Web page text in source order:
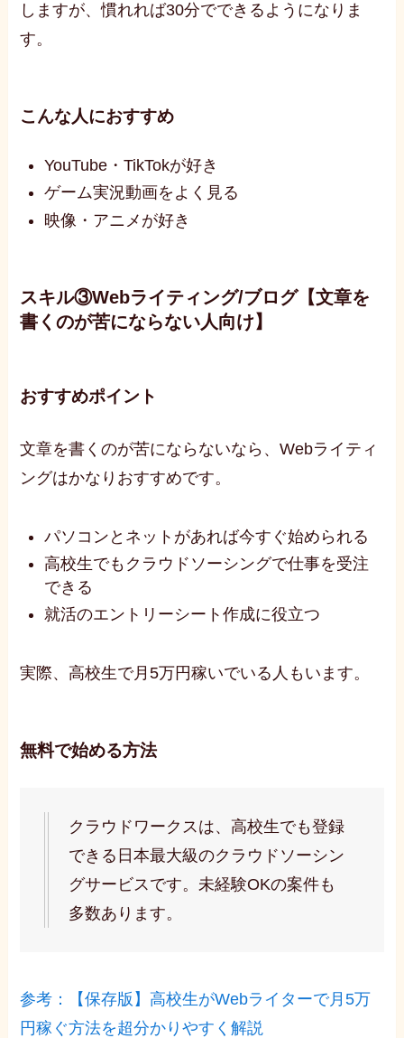
しますが、慣れれば30分でできるようになりま
す。
こんな人におすすめ
YouTube・TikTokが好き
ゲーム実況動画をよく見る
映像・アニメが好き
スキル③Webライティング/ブログ【文章を
書くのが苦にならない人向け】
おすすめポイント
文章を書くのが苦にならないなら、Webライティ
ングはかなりおすすめです。
パソコンとネットがあれば今すぐ始められる
高校生でもクラウドソーシングで仕事を受注
できる
就活のエントリーシート作成に役立つ
実際、高校生で月5万円稼いでいる人もいます。
無料で始める方法
クラウドワークスは、高校生でも登録
できる日本最大級のクラウドソーシン
グサービスです。未経験OKの案件も
多数あります。
参考：【保存版】高校生がWebライターで月5万
円稼ぐ方法を超分かりやすく解説